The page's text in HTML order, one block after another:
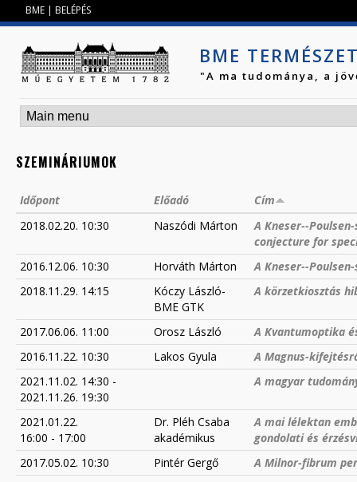
BME | BELÉPÉS
BME
"A ma tudománya, a
SZEMINÁRIUMOK
Időpont Előadó
Cím
2018.02.20. 10:30
Naszódi Márton
A Kneser--
conjecture for
2016.12.06. 10:30
Horváth Márton
A Kneser--
2018.11.29. 14:15
Kóczy László-
BME GTK
A körzetkiosztás
2017.06.06. 11:00 Orosz László
A Kvantumoptika
2016.11.22. 10:30
Lakos Gyula
A Magnus-
2021.11.02. 14:30 -
2021.11.26. 19:30
A magyar
2021.01.22.
16:00 - 17:00
Dr. Pléh Csaba
akadémikus
A mai lélektan
gondolati és
2017.05.02. 10:30
Pintér Gergő
A Milnor-fibrum